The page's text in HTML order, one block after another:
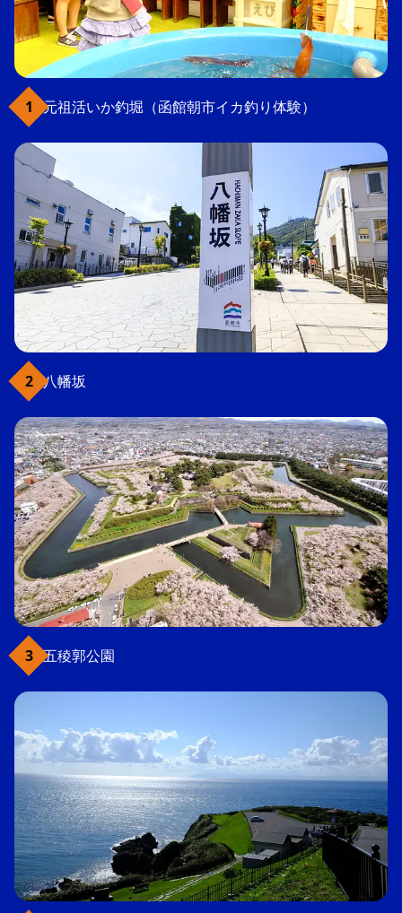
元祖活いか釣堀（函館朝市イカ釣り体験）
八幡坂
五稜郭公園